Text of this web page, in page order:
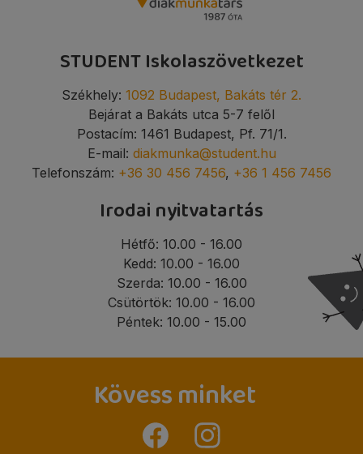
STUDENT Iskolaszövetkezet
Székhely: 1092 Budapest, Bakáts tér 2.
Bejárat a Bakáts utca 5-7 felől
Postacím: 1461 Budapest, Pf. 71/1.
E-mail: diakmunka@student.hu
Telefonszám: +36 30 456 7456, +36 1 456 7456
Irodai nyitvatartás
Hétfő: 10.00 - 16.00
Kedd: 10.00 - 16.00
Szerda: 10.00 - 16.00
Csütörtök: 10.00 - 16.00
Péntek: 10.00 - 15.00
Kövess minket